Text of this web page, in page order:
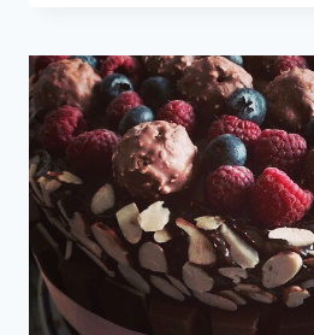
PREPARARLO
Y
CÓMO
PEDIRLO?